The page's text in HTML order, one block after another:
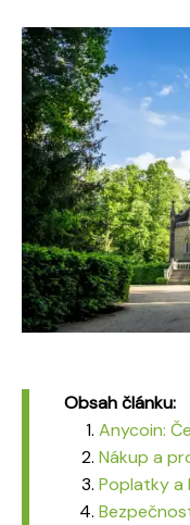
Obsah článku:
Anycoin:
Nákup a
Poplatky a